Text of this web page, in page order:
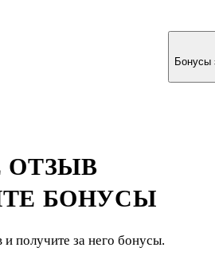
Бонусы
ОТЗЫВ
БОНУСЫ
и получите за него бонусы.